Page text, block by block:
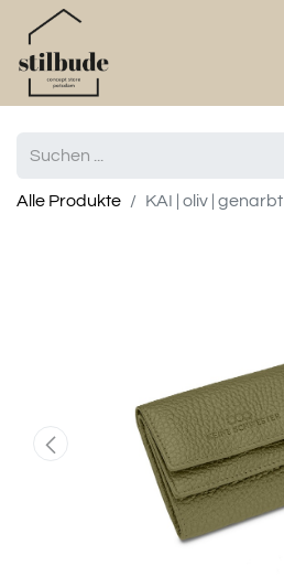
Alle Produkte KAI | oliv | genarbt